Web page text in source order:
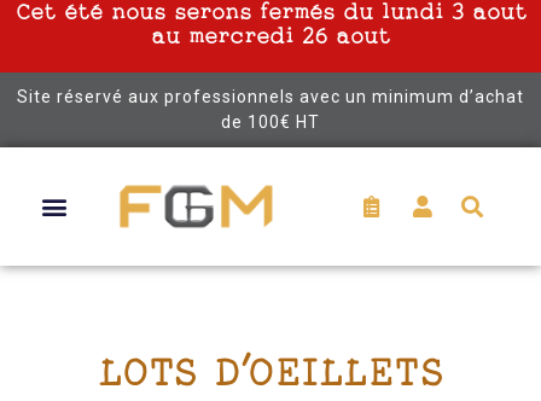
Cet été nous serons fermés du lundi 3 aout
au mercredi 26 aout
Site réservé aux professionnels avec un minimum d’achat
de 100€ HT
LOTS D'OEILLETS